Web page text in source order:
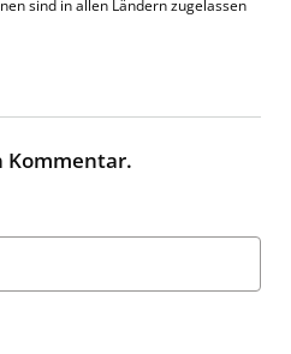
sind in allen Ländern zugelassen
Kommentar.